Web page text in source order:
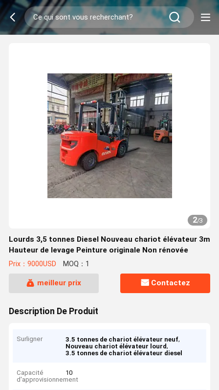
2/3
Lourds 3,5 tonnes Diesel Nouveau chariot élévateur 3m
Hauteur de levage Peinture originale Non rénovée
Prix：9000USD MOQ：1
meilleur prix Contactez
Description De Produit
Surligner 3.5 tonnes de chariot élévateur neuf,
Nouveau chariot élévateur lourd,
3.5 tonnes de chariot élévateur diesel
Capacité
d'approvisionnement
10